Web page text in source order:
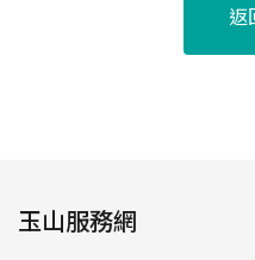
返
玉山服務網